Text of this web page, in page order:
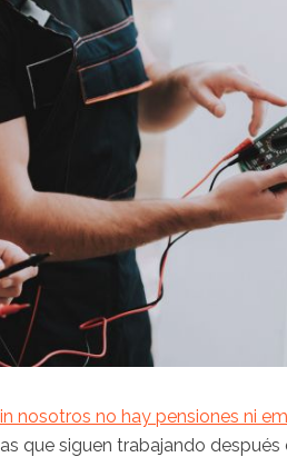
nosotros no hay pensiones ni
que siguen trabajando